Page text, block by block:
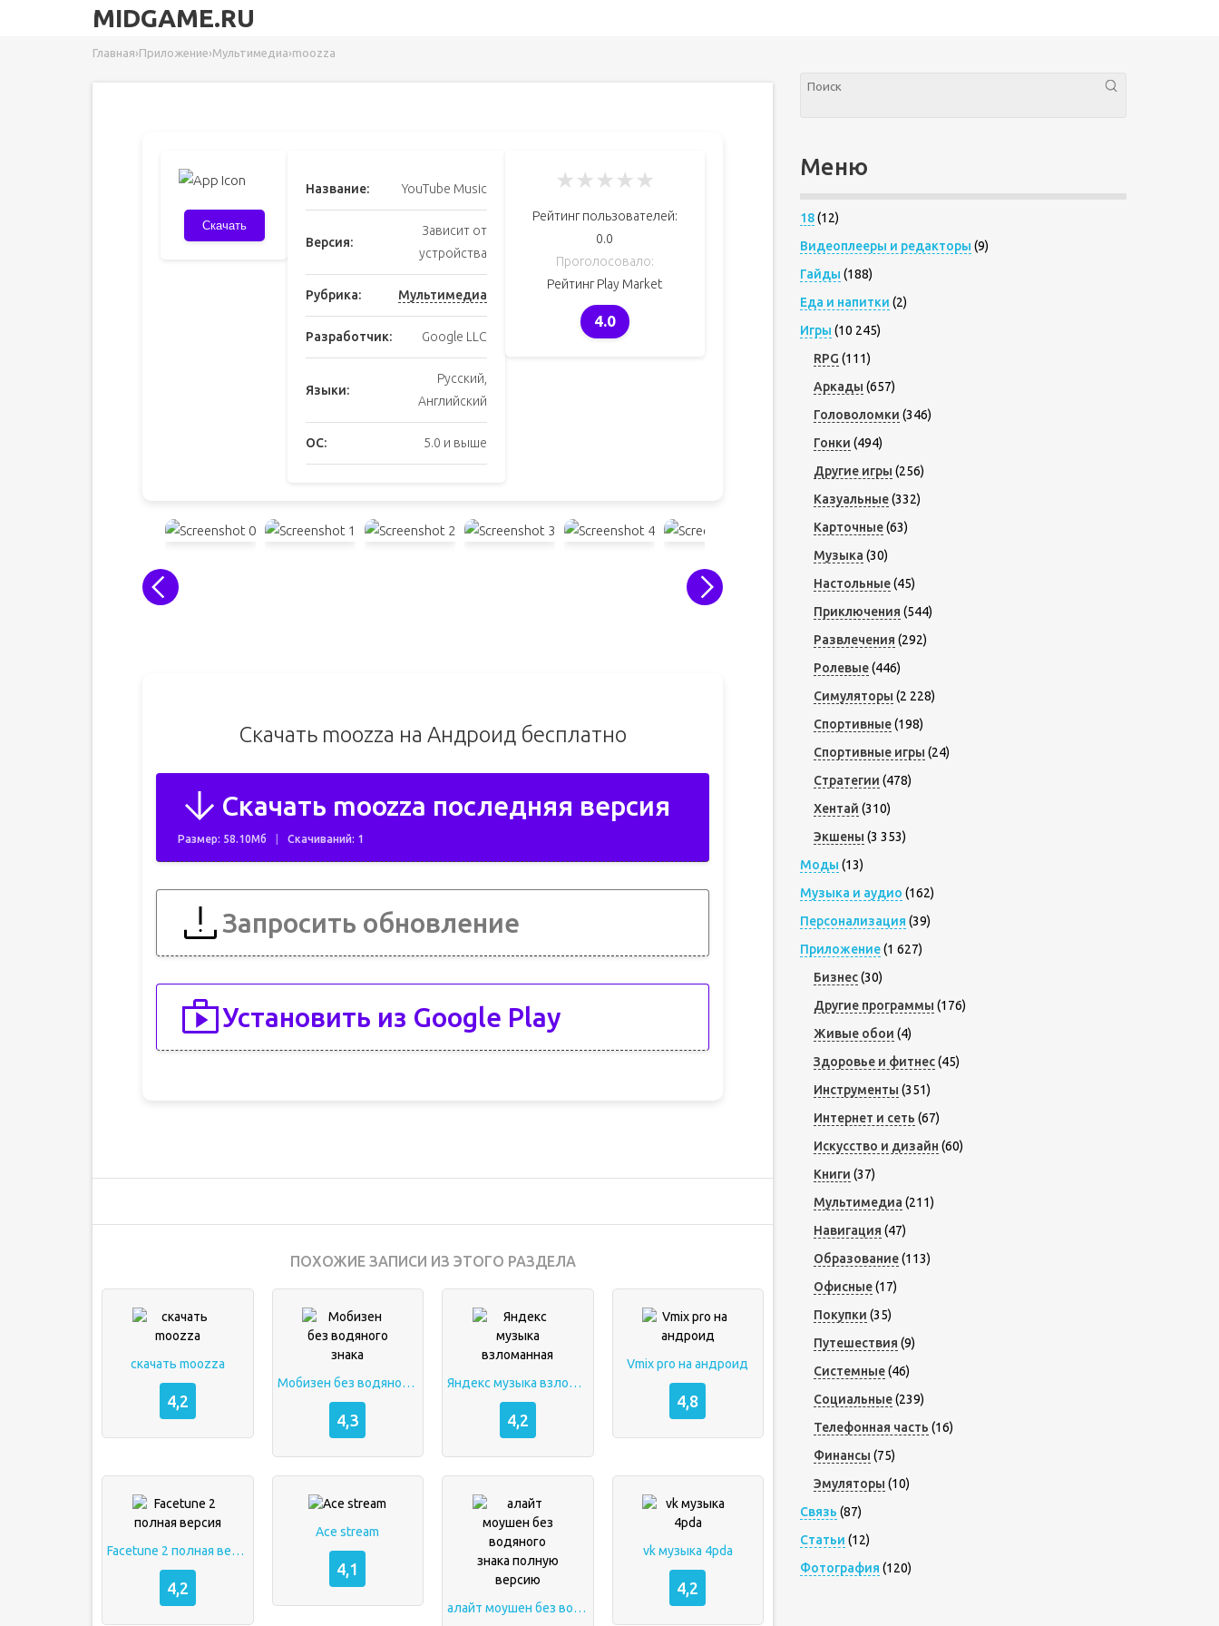
MIDGAME.RU
Главная›Приложение›Мультимедиа›moozza
Скачать
Название: YouTube Music
Версия:
Зависит от
устройства
Рубрика: Мультимедиа
Разработчик: Google LLC
Языки:
Русский,
Английский
ОС: 5.0 и выше
★★★★★
Рейтинг пользователей:
0.0
Проголосовало:
Рейтинг Play Market
4.0
Скачать moozza на Андроид бесплатно
Скачать moozza последняя версия
Размер: 58.10Мб Скачиваний: 1
Запросить обновление
Установить из Google Play
ПОХОЖИЕ ЗАПИСИ ИЗ ЭТОГО РАЗДЕЛА
скачать moozza
4,2
Мобизен без водяного знака
4,3
Яндекс музыка взломанная
4,2
Vmix pro на андроид
4,8
Facetune 2 полная версия
4,2
Ace stream
4,1
алайт моушен без водяного знака полную версию
vk музыка 4pda
4,2
Меню
18(12)
Видеоплееры и редакторы (9)
Гайды (188)
Еда и напитки (2)
Игры (10 245)
RPG (111)
Аркады (657)
Головоломки (346)
Гонки (494)
Другие игры (256)
Казуальные(332)
Карточные(63)
Музыка (30)
Настольные(45)
Приключения (544)
Развлечения (292)
Ролевые(446)
Симуляторы (2 228)
Спортивные(198)
Спортивные игры (24)
Стратегии (478)
Хентай (310)
Экшены (3 353)
Моды (13)
Музыка и аудио (162)
Персонализация (39)
Приложение(1 627)
Бизнес(30)
Другие программы (176)
Живые обои (4)
Здоровье и фитнес(45)
Инструменты (351)
Интернет и сеть (67)
Искусство и дизайн (60)
Книги (37)
Мультимедиа (211)
Навигация (47)
Образование(113)
Офисные(17)
Покупки (35)
Путешествия (9)
Системные(46)
Социальные(239)
Телефонная часть (16)
Финансы (75)
Эмуляторы (10)
Связь (87)
Статьи (12)
Фотография (120)